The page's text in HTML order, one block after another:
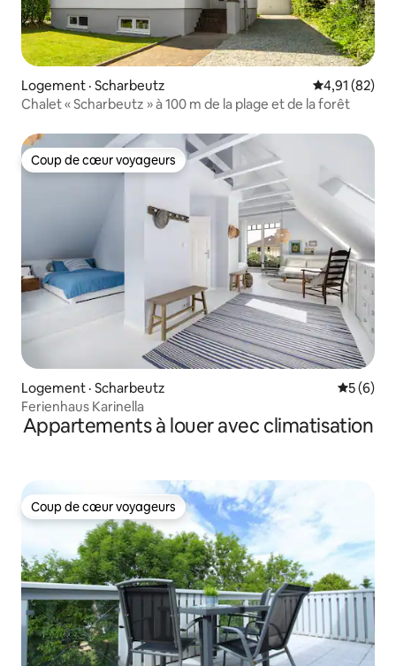
Logement · Scharbeutz Note
4,91 (82)
Chalet « Scharbeutz » à 100 m de la plage et de la forêt
Coup de cœur voyageurs
Coup de cœur voyageurs
Logement · Scharbeutz Note
5 (6)
Ferienhaus Karinella
Appartements à louer avec climatisation
Coup de cœur voyageurs
Coup de cœur voyageurs